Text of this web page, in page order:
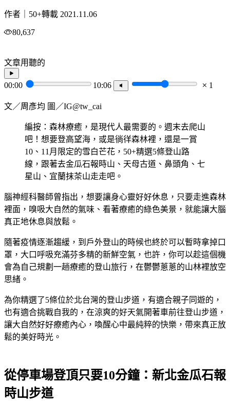
作者｜50+轉載 2021.11.06
80,637
文章用聽的
00:00 10:06 1
文／周彥均 圖／IG@tw_cai
編按：森林療癒，是現代人最需要的。週末去爬山
吧！想要登高望海，或是徜徉森林裡，還是一賞
10、11月限定的雪白芒花，50+精選5條登山路
線，跟著去金瓜石報時山、天母古道、鼻頭角、七
星山、宜蘭抹茶山走走吧。
腦神經科醫師曾指出，想要讓身心靈好好休息，只要走進森林
裡面，嗅吸大自然的氣味、看著療癒的綠色美景，就能讓大腦
真正地休息與放鬆。
隨著疫情逐漸趨緩，到戶外登山的時候也終於可以暫時拿掉口
罩，大口呼吸充滿芬多精的新鮮空氣，也許，你可以趁這個機
會為自己規劃一趟療癒的登山旅行，在鬱鬱蔥蔥的山林裡放空
思緒。
為你精選了5條位於北台灣的登山步道，有適合親子同遊的，
也有適合挑戰自我的，在涼爽的好天氣開著車前往登山步道，
讓大自然好好療癒內心，喚醒心中最純粹的快樂，帶來真正放
鬆的美好時光。
從停車場登頂只要10分鐘：新北金瓜石報
時山步道